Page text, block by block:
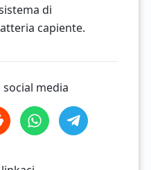
di
capiente.
media